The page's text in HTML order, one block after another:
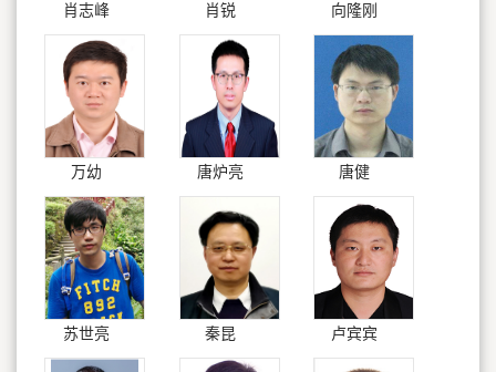
肖志峰 肖锐 向隆刚
万幼 唐炉亮 唐健
苏世亮 秦昆 卢宾宾